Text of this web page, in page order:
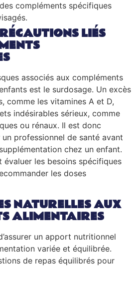
compléments spécifiques
LIÉS
associés aux compléments
est le surdosage. Un excès
comme les vitamines A et D,
indésirables sérieux, comme
ou rénaux. Il est donc
professionnel de santé avant
chez un enfant.
évaluer les besoins spécifiques
les doses
NATURELLES AUX
ALIMENTAIRES
un apport nutritionnel
variée et équilibrée.
de repas équilibrés pour